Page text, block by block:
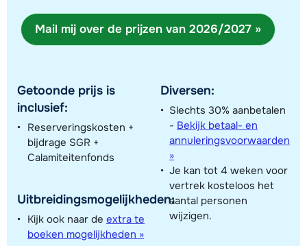
exacte locatie kan enigszins afwijken.
Mail mij over de prijzen van 2026/2027 »
Getoonde prijs is
inclusief:
Reserveringskosten +
bijdrage SGR +
Calamiteitenfonds
Uitbreidingsmogelijkheden:
Kijk ook naar de extra te
boeken mogelijkheden »
Diversen:
Slechts 30% aanbetalen
- Bekijk betaal- en
annuleringsvoorwaarden
»
Je kan tot 4 weken voor
vertrek kosteloos het
aantal personen
wijzigen.